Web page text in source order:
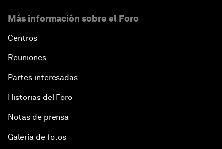
Más información sobre el Foro
Centros
Reuniones
Partes interesadas
Historias del Foro
Notas de prensa
Galería de fotos